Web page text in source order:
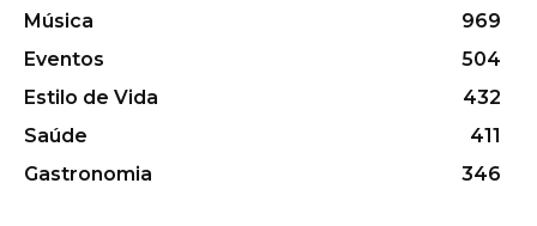
Música
969
Eventos
504
Estilo de Vida
432
Saúde
411
Gastronomia
346